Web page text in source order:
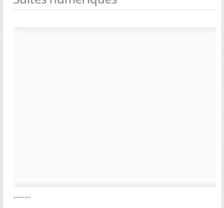
------